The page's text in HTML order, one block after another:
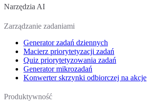
Narzędzia AI
Zarządzanie zadaniami
Generator zadań dziennych
Macierz priorytetyzacji zadań
Quiz priorytetyzowania zadań
Generator mikrozadań
Konwerter skrzynki odbiorczej na akcje
Produktywność